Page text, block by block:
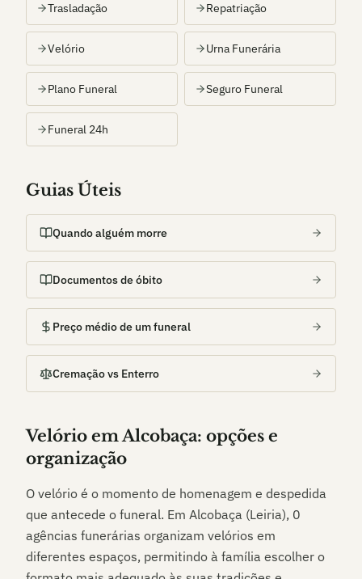
Trasladação Repatriação
Velório Urna Funerária
Plano Funeral Seguro Funeral
Funeral 24h
Guias Úteis
Quando alguém morre
Documentos de óbito
Preço médio de um funeral
Cremação vs Enterro
Velório emAlcobaça: opções e
organização
O velório é o momento de homenagem e despedida
que antecede o funeral. Em Alcobaça (Leiria), 0
agências funerárias organizam velórios em
diferentes espaços, permitindo à família escolher o